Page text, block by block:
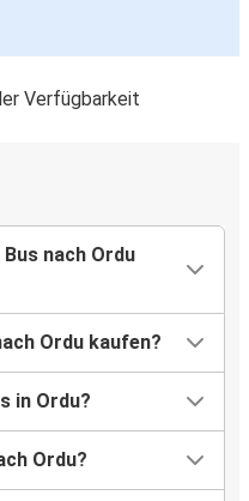
Verfügbarkeit
nach Ordu
Ordu kaufen?
in Ordu?
Ordu?